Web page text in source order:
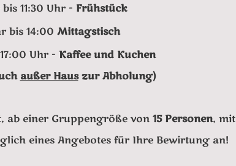
11:30 Uhr - Frühstück
bis 14:00 Mittagstisch
Uhr - Kaffee und Kuchen
außer Hauszur Abholung)
ab einer Gruppengröße von 15 Personen, mit
eines Angebotes für Ihre Bewirtung an!